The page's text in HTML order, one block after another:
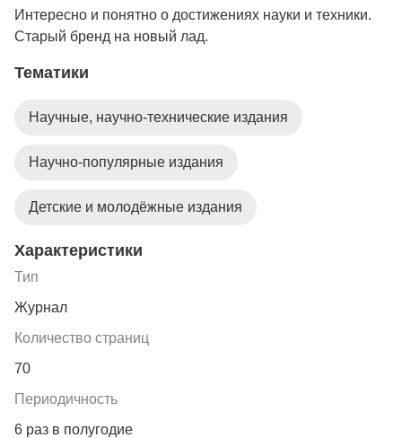
Интересно и понятно о достижениях науки и техники.
Старый бренд на новый лад.
Тематики
Научные, научно-технические издания
Научно-популярные издания
Детские и молодёжные издания
Характеристики
Тип
Журнал
Количество страниц
70
Периодичность
6 раз в полугодие